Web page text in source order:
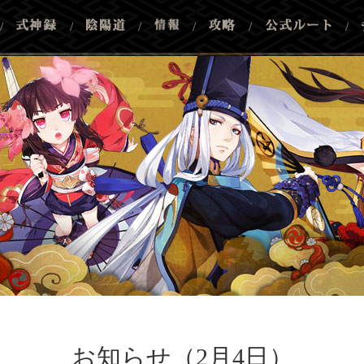
/ / / / / /
お知らせ（2月4日）